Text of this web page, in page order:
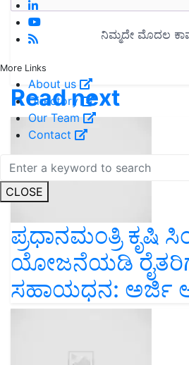
More Links
About us
Directory
Our Team
Contact
CLOSE
Read next
ಪ್ರಧಾನಮಂತ್ರಿ ಕೃಷಿ
ಯೋಜನೆಯಡಿ
ಸಹಾಯಧನ: ಅರ್ಜಿ